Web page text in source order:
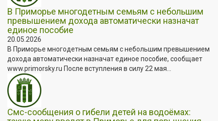
В Приморье многодетным семьям с небольшим
превышением дохода автоматически назначат
единое пособие
20.05.2026
В Приморье многодетным семьям с небольшим превышением
дохода автоматически назначат единое пособие, сообщает
www.primorsky.ru После вступления в силу 22 мая...
Смс-сообщения о гибели детей на водоёмах: